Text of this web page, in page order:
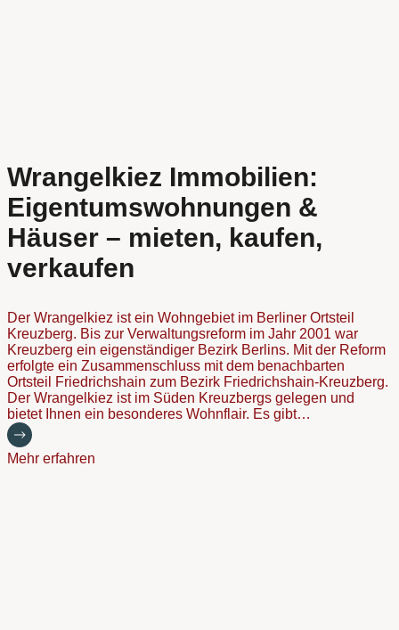
Wrangelkiez Immobilien:
Eigentumswohnungen &
Häuser – mieten, kaufen,
verkaufen
Der Wrangelkiez ist ein Wohngebiet im Berliner Ortsteil
Kreuzberg. Bis zur Verwaltungsreform im Jahr 2001 war
Kreuzberg ein eigenständiger Bezirk Berlins. Mit der Reform
erfolgte ein Zusammenschluss mit dem benachbarten
Ortsteil Friedrichshain zum Bezirk Friedrichshain-Kreuzberg.
Der Wrangelkiez ist im Süden Kreuzbergs gelegen und
bietet Ihnen ein besonderes Wohnflair. Es gibt…
Mehr erfahren